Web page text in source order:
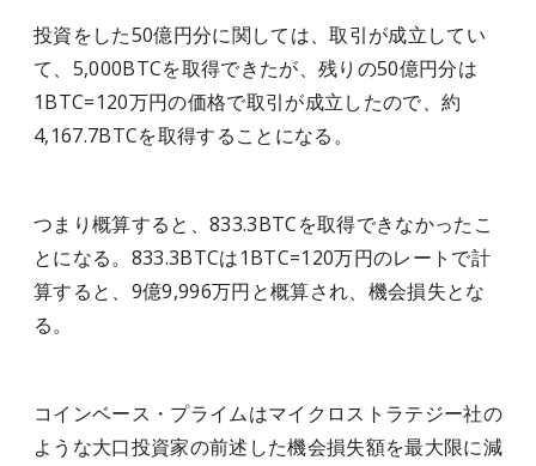
投資をした50億円分に関しては、取引が成立してい
て、5,000BTCを取得できたが、残りの50億円分は
1BTC=120万円の価格で取引が成立したので、約
4,167.7BTCを取得することになる。
つまり概算すると、833.3BTCを取得できなかったこ
とになる。833.3BTCは1BTC=120万円のレートで計
算すると、9億9,996万円と概算され、機会損失とな
る。
コインベース・プライムはマイクロストラテジー社の
ような大口投資家の前述した機会損失額を最大限に減